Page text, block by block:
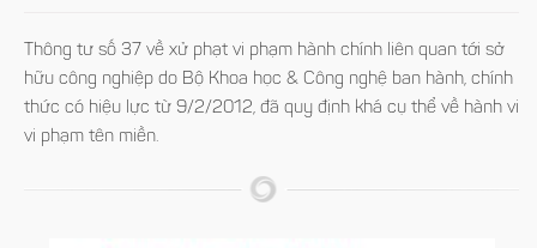
Thông tư số 37 về xử phạt vi phạm hành chính liên quan tới sở
hữu công nghiệp do Bộ Khoa học & Công nghệ ban hành, chính
thức có hiệu lực từ 9/2/2012, đã quy định khá cụ thể về hành vi
vi phạm tên miền.